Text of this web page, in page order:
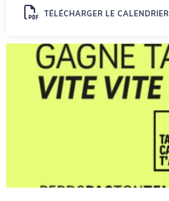
TÉLÉCHARGER LE CALENDRIER
.